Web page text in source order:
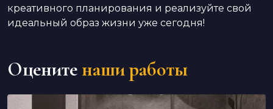
креативного планирования и реализуйте свой
идеальный образ жизни уже сегодня!
Оцените наши работы